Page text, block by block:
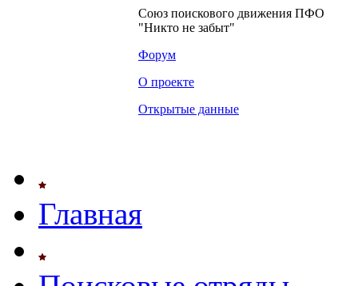
Союз поискового движения ПФО
"Никто не забыт"
Форум
О проекте
Открытые данные
Главная